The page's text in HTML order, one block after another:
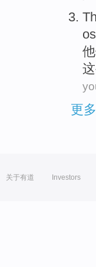
更
关于有道 Investors